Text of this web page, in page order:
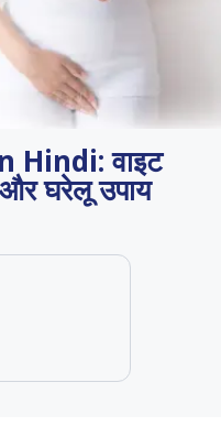
वाइट
घरेलू उपाय